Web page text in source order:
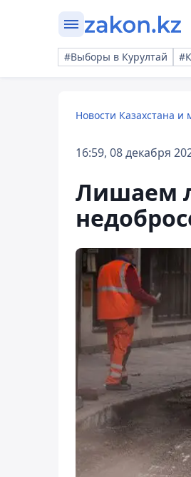
#Выборы в Курултай
Новости Казахстана и
16:59, 08 декабря
Лишаем